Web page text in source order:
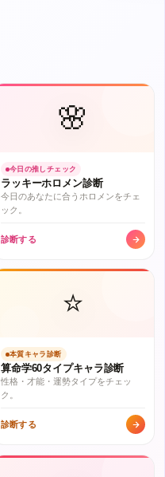
🌸
今日の推しチェック
ラッキーホロメン診断
今日のあなたに合うホロメンをチェ
ック。
診断する
⭐
本質キャラ診断
算命学60タイプキャラ診断
性格・才能・運勢タイプをチェッ
ク。
診断する